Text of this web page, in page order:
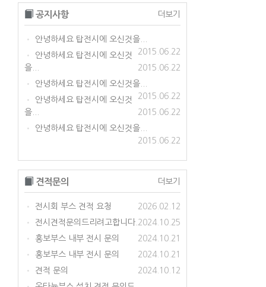
공지사항 더보기
•
안녕하세요 탑전시에 오신것을...
2015.06.22
•
안녕하세요 탑전시에 오신것
을...
2015.06.22
•
안녕하세요 탑전시에 오신것을...
2015.06.22
•
안녕하세요 탑전시에 오신것
을...
2015.06.22
•
안녕하세요 탑전시에 오신것을...
2015.06.22
견적문의 더보기
• 전시회 부스 견적 요청 2026.02.12
• 전시견적문의드리려고합니다. 2024.10.25
• 홍보부스 내부 전시 문의 2024.10.21
• 홍보부스 내부 전시 문의 2024.10.21
• 견적 문의 2024.10.12